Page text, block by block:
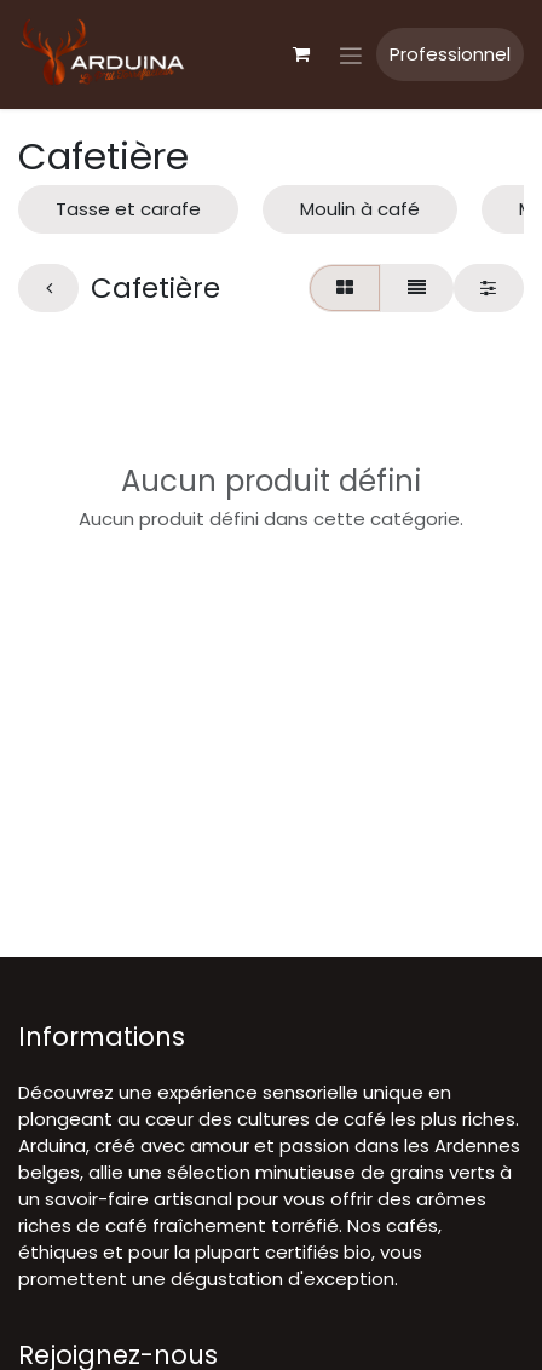
Professionnel
Cafetière
Tasse et carafe Moulin à café
Cafetière
Aucun produit défini
Aucun produit défini dans cette catégorie.
Informations
Découvrez une expérience sensorielle unique en
plongeant au cœur des cultures de café les plus riches.
Arduina, créé avec amour et passion dans les Ardennes
belges, allie une sélection minutieuse de grains verts à
un savoir-faire artisanal pour vous offrir des arômes
riches de café fraîchement torréfié. Nos cafés,
éthiques et pour la plupart certifiés bio, vous
promettent une dégustation d'exception.
Rejoignez-nous